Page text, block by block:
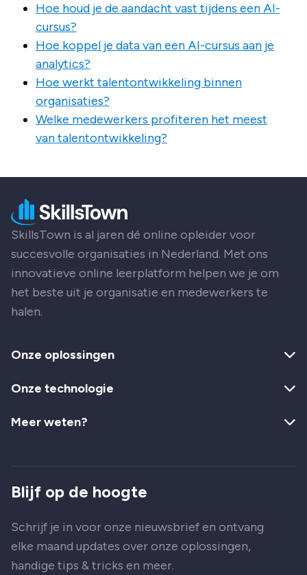
Hoe houd je de aandacht vast tijdens een AI-
cursus?
Hoe koppel je data van een AI-cursus aan je
analytics?
Hoe werkt talentontwikkeling binnen
organisaties?
Welke medewerkers profiteren het meest
van talentontwikkeling?
SkillsTown is al jaren dé online opleider voor
succesvolle organisaties in Nederland. Met ons
innovatieve online leerplatform helpen we je om
het beste uit je organisatie en medewerkers te
halen.
Onze oplossingen
Onze technologie
Meer weten?
Blijf op de hoogte
Schrijf je in voor onze nieuwsbrief en ontvang
elke maand updates over onze oplossingen,
handige tips & tricks en meer.